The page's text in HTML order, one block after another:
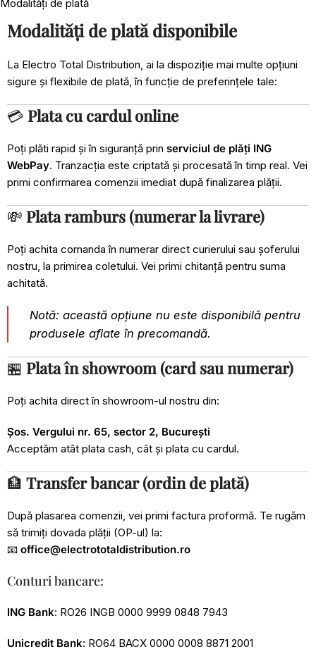
Modalități de plată
Modalități de plată disponibile
La Electro Total Distribution, ai la dispoziție mai multe opțiuni
sigure și flexibile de plată, în funcție de preferințele tale:
💳 Plata cu cardul online
Poți plăti rapid și în siguranță prin serviciul de plăți ING
WebPay. Tranzacția este criptată și procesată în timp real. Vei
primi confirmarea comenzii imediat după finalizarea plății.
💸 Plata ramburs (numerar la livrare)
Poți achita comanda în numerar direct curierului sau șoferului
nostru, la primirea coletului. Vei primi chitanță pentru suma
achitată.
Notă: această opțiune nu este disponibilă pentru
produsele aflate în precomandă.
🏪 Plata în showroom (card sau numerar)
Poți achita direct în showroom-ul nostru din:
Șos. Vergului nr. 65, sector 2, București
Acceptăm atât plata cash, cât și plata cu cardul.
🏦 Transfer bancar (ordin de plată)
După plasarea comenzii, vei primi factura proformă. Te rugăm
să trimiți dovada plății (OP-ul) la:
📧 office@electrototaldistribution.ro
Conturi bancare:
ING Bank: RO26 INGB 0000 9999 0848 7943
Unicredit Bank: RO64 BACX 0000 0008 8871 2001